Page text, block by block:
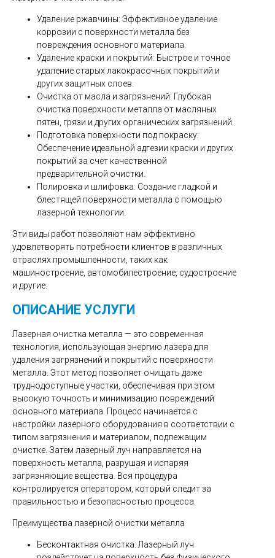
Удаление ржавчины: Эффективное удаление
коррозии с поверхности металла без
повреждения основного материала.
Удаление краски и покрытий: Быстрое и точное
удаление старых лакокрасочных покрытий и
других защитных слоев.
Очистка от масла и загрязнений: Глубокая
очистка поверхности металла от масляных
пятен, грязи и других органических загрязнений.
Подготовка поверхности под покраску:
Обеспечение идеальной адгезии краски и других
покрытий за счет качественной
предварительной очистки.
Полировка и шлифовка: Создание гладкой и
блестящей поверхности металла с помощью
лазерной технологии.
Эти виды работ позволяют нам эффективно
удовлетворять потребности клиентов в различных
отраслях промышленности, таких как
машиностроение, автомобилестроение, судостроение
и другие.
ОПИСАНИЕ УСЛУГИ
Лазерная очистка металла — это современная
технология, использующая энергию лазера для
удаления загрязнений и покрытий с поверхности
металла. Этот метод позволяет очищать даже
труднодоступные участки, обеспечивая при этом
высокую точность и минимизацию повреждений
основного материала. Процесс начинается с
настройки лазерного оборудования в соответствии с
типом загрязнения и материалом, подлежащим
очистке. Затем лазерный луч направляется на
поверхность металла, разрушая и испаряя
загрязняющие вещества. Вся процедура
контролируется оператором, который следит за
правильностью и безопасностью процесса.
Преимущества лазерной очистки металла
Бесконтактная очистка: Лазерный луч